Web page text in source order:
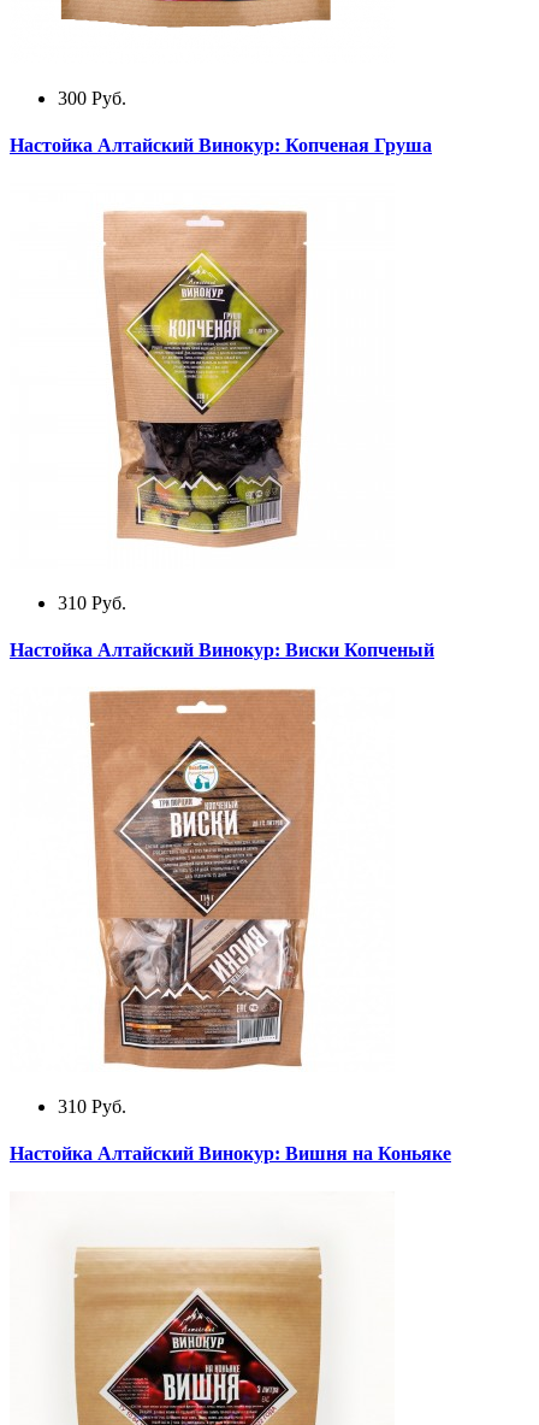
300 Руб.
Настойка Алтайский Винокур: Копченая Груша
310 Руб.
Настойка Алтайский Винокур: Виски Копченый
310 Руб.
Настойка Алтайский Винокур: Вишня на Коньяке